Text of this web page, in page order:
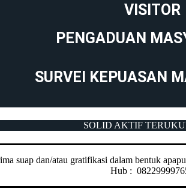
VISITOR
PENGADUAN
SURVEI KEPUASAN
SOLID AKTIF
suap dan/atau gratifikasi dalam bentuk
Hub :